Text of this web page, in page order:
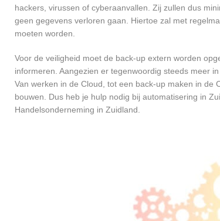
hackers, virussen of cyberaanvallen. Zij zullen dus
geen gegevens verloren gaan. Hiertoe zal met
moeten worden.
Voor de veiligheid moet de back-up extern worden
informeren. Aangezien er tegenwoordig steeds meer
Van werken in de Cloud, tot een back-up maken in de
bouwen. Dus heb je hulp nodig bij automatisering in
Handelsonderneming in Zuidland.